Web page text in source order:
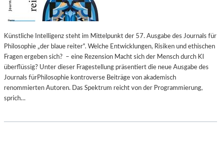
Künstliche Intelligenz steht im Mittelpunkt der 57. Ausgabe des Journals für
Philosophie „der blaue reiter“. Welche Entwicklungen, Risiken und ethischen
Fragen ergeben sich? – eine Rezension Macht sich der Mensch durch KI
überflüssig? Unter dieser Fragestellung präsentiert die neue Ausgabe des
Journals fürPhilosophie kontroverse Beiträge von akademisch
renommierten Autoren. Das Spektrum reicht von der Programmierung,
sprich…